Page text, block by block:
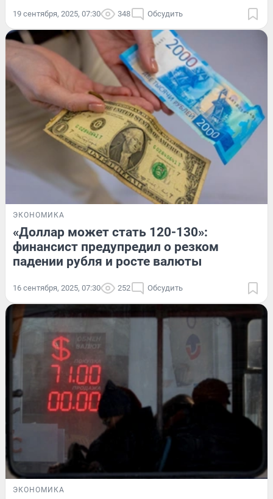
19 сентября, 2025, 07:30 348 Обсудить
ЭКОНОМИКА
«Доллар может стать 120-130»:
финансист предупредил о резком
падении рубля и росте валюты
16 сентября, 2025, 07:30 252 Обсудить
ЭКОНОМИКА